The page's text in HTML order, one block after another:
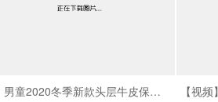
男童2020冬季新款头层牛皮保暖加绒运动鞋SAA6361